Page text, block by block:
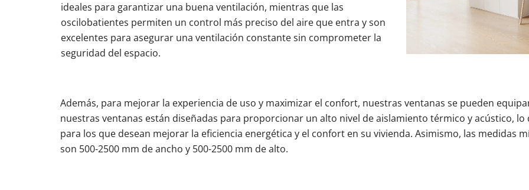
ideales para garantizar una buena ventilación, mientras que las
oscilobatientes permiten un control más preciso del aire que entra y son
excelentes para asegurar una ventilación constante sin comprometer la
seguridad del espacio.
Además, para mejorar la experiencia de uso y maximizar el confort, nuestras ventanas se pueden
nuestras ventanas están diseñadas para proporcionar un alto nivel de aislamiento térmico y acústico,
para los que desean mejorar la eficiencia energética y el confort en su vivienda. Asimismo, las medidas
son 500-2500 mm de ancho y 500-2500 mm de alto.